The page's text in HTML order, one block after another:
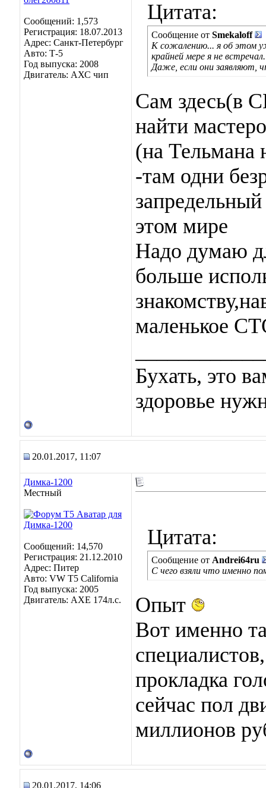
Сообщений: 1,573
Регистрация: 18.07.2013
Адрес: Санкт-Петербург
Авто: Т-5
Год выпуска: 2008
Двигатель: АХС чип
Цитата:
Сообщение от Smekaloff
К сожалению... я об этом
крайней мере я не встречал.
Даже, если они заявляют,
Сам здесь(в
найти
(на Тельмана
-там одни
этом мире
Надо думаю
больше
маленькое
Бухать, это
здоровье
20.01.2017, 11:07
Димка-1200
Местный
Сообщений: 14,570
Регистрация: 21.12.2010
Адрес: Питер
Авто: VW T5 California
Год выпуска: 2005
Двигатель: AXE 174л.с.
Цитата:
Сообщение от Andrei64ru
С чего взяли что именно
Опыт
Вот именно
прокладка
сейчас пол
миллионов
20.01.2017, 14:06